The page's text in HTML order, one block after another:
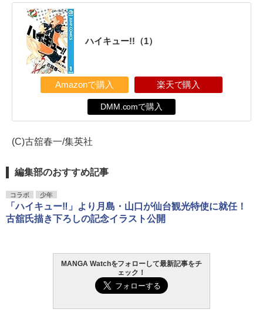
ハイキュー!!（1）
Amazonで購入 楽天で購入
DMM.comで購入
(C)古舘春一/集英社
編集部のおすすめ記事
コラボ 少年
「ハイキュー‼」より月島・山口が仙台観光特使に就任！
古舘氏描き下ろしの記念イラスト公開
MANGA Watchをフォローして最新記事をチ
ェック！